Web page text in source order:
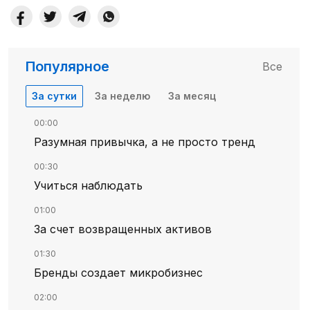
Популярное Все
За сутки За неделю За месяц
00:00
Разумная привычка, а не просто тренд
00:30
Учиться наблюдать
01:00
За счет возвращенных активов
01:30
Бренды создает микробизнес
02:00